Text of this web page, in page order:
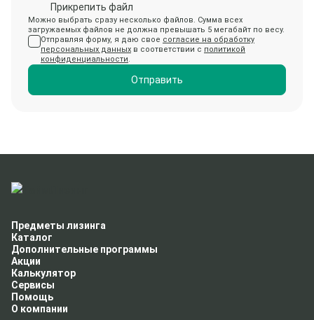
Прикрепить файл
Можно выбрать сразу несколько файлов. Сумма всех
загружаемых файлов не должна превышать 5 мегабайт по весу.
Отправляя форму, я даю свое согласие на обработку
персональных данных в соответствии с политикой
конфиденциальности.
Отправить
Предметы лизинга
Каталог
Дополнительные программы
Акции
Калькулятор
Сервисы
Помощь
О компании